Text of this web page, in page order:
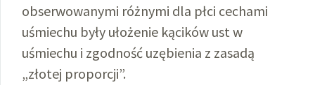
obserwowanymi różnymi dla płci cechami
uśmiechu były ułożenie kącików ust w
uśmiechu i zgodność uzębienia z zasadą
„złotej proporcji”.